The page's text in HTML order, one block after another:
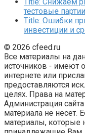
тестовые
Title: Ошибки
инвестиции и
© 2026 cfeed.ru
Все материалы на
источников - имеют
интернете или
предоставляются
целях. Права на
Администрация
материала не несет.
материалы, которые